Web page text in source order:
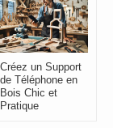
Créez un Support
de Téléphone en
Bois Chic et
Pratique